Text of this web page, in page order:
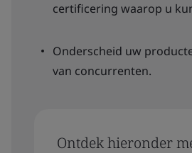
certificering waarop u
Onderscheid uw
van concurrenten.
Ontdek hieronder